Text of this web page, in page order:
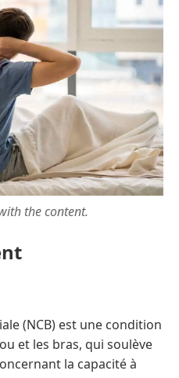
the content.
(NCB) est une condition
et les bras, qui soulève
la capacité à